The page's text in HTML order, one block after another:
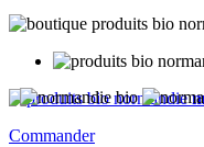
Commander